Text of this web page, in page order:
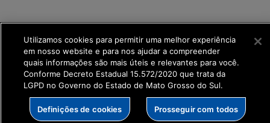
get_footer();
Utilizamos cookies para permitir uma melhor experiência
em nosso website e para nos ajudar a compreender
quais informações são mais úteis e relevantes para você.
Conforme Decreto Estadual 15.572/2020 que trata da
LGPD no Governo do Estado de Mato Grosso do Sul.
Definições de cookies Prosseguir com todos